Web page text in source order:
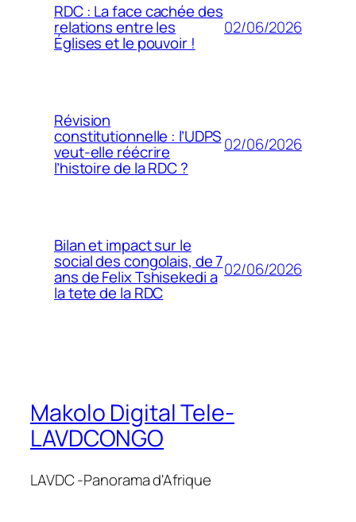
RDC : La face cachée des
relations entre les
Églises et le pouvoir !
02/06/2026
Révision
constitutionnelle : l’UDPS
veut-elle réécrire
l’histoire de la RDC ?
02/06/2026
Bilan et impact sur le
social des congolais, de 7
ans de Felix Tshisekedi a
la tete de la RDC
02/06/2026
Makolo Digital Tele-
LAVDCONGO
LAVDC -Panorama d'Afrique